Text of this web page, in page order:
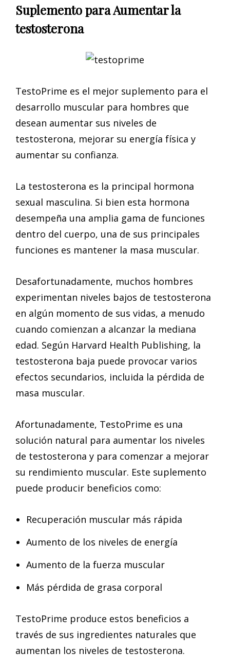
Suplemento para Aumentar la
testosterona
TestoPrime es el mejor suplemento para el
desarrollo muscular para hombres que
desean aumentar sus niveles de
testosterona, mejorar su energía física y
aumentar su confianza.
La testosterona es la principal hormona
sexual masculina. Si bien esta hormona
desempeña una amplia gama de funciones
dentro del cuerpo, una de sus principales
funciones es mantener la masa muscular.
Desafortunadamente, muchos hombres
experimentan niveles bajos de testosterona
en algún momento de sus vidas, a menudo
cuando comienzan a alcanzar la mediana
edad. Según Harvard Health Publishing, la
testosterona baja puede provocar varios
efectos secundarios, incluida la pérdida de
masa muscular.
Afortunadamente, TestoPrime es una
solución natural para aumentar los niveles
de testosterona y para comenzar a mejorar
su rendimiento muscular. Este suplemento
puede producir beneficios como:
Recuperación muscular más rápida
Aumento de los niveles de energía
Aumento de la fuerza muscular
Más pérdida de grasa corporal
TestoPrime produce estos beneficios a
través de sus ingredientes naturales que
aumentan los niveles de testosterona.